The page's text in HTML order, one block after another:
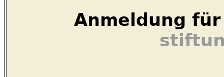
Anmeldung